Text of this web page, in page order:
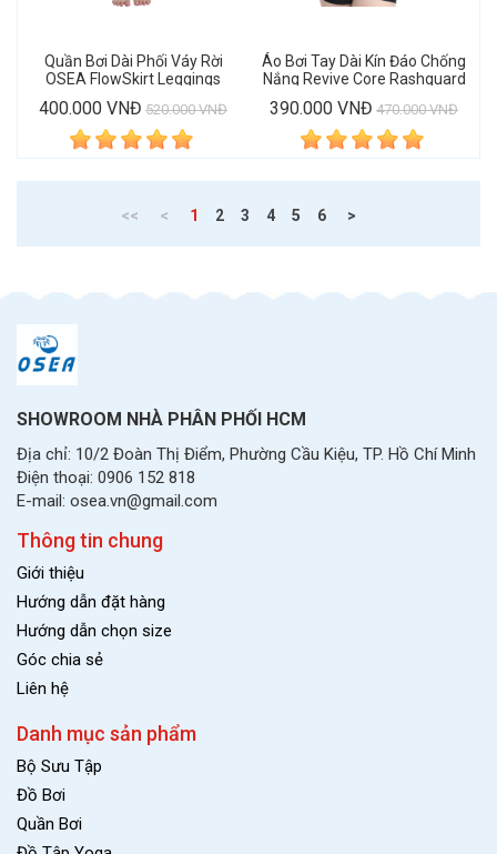
Quần Bơi Dài Phối Váy Rời
OSEA FlowSkirt Leggings
400.000 VNĐ 520.000 VNĐ
Áo Bơi Tay Dài Kín Đáo Chống
Nắng Revive Core Rashguard
390.000 VNĐ 470.000 VNĐ
<< < 1 (current)
2 3 4 5 6 >
SHOWROOM NHÀ PHÂN PHỐI HCM
Địa chỉ: 10/2 Đoàn Thị Điểm, Phường Cầu Kiệu, TP. Hồ Chí Minh
Điện thoại: 0906 152 818
E-mail: osea.vn@gmail.com
Thông tin chung
Giới thiệu
Hướng dẫn đặt hàng
Hướng dẫn chọn size
Góc chia sẻ
Liên hệ
Danh mục sản phẩm
Bộ Sưu Tập
Đồ Bơi
Quần Bơi